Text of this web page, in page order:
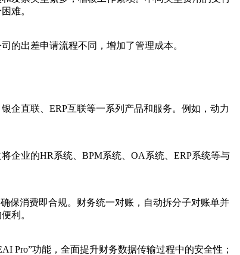
难。
的出差申请流程不同，增加了管理成本。
企直联、ERP互联等一系列产品和服务。例如，动力
企业的HR系统、BPM系统、OA系统、ERP系统等与
保消费即合规。财务统一对账，自动拆分子对账单并
利。
Pro”功能，全面提升财务数据传输过程中的安全性；